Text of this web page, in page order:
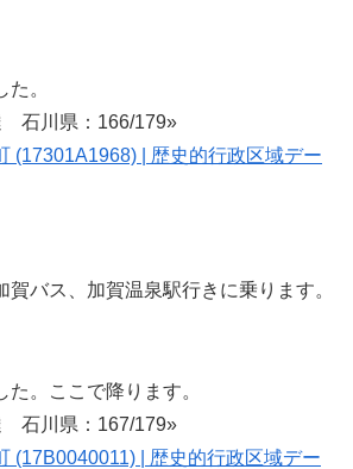
。
石川県：166/179»
(17301A1968) | 歴史的行政区域デー
賀バス、加賀温泉駅行きに乗ります。
。ここで降ります。
石川県：167/179»
(17B0040011) | 歴史的行政区域デー